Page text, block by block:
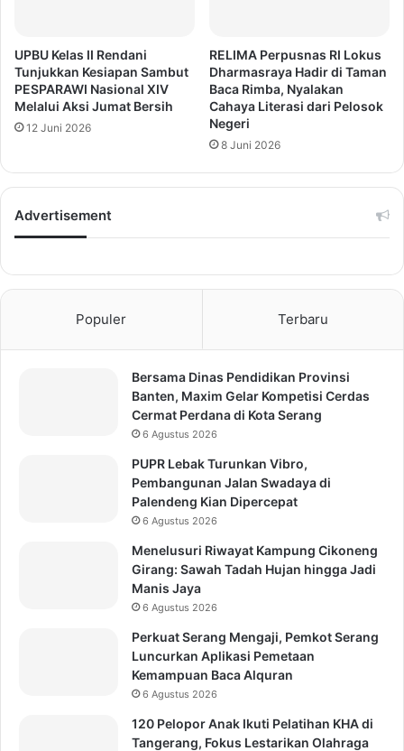
UPBU Kelas II Rendani
Tunjukkan Kesiapan Sambut
PESPARAWI Nasional XIV
Melalui Aksi Jumat Bersih
12 Juni 2026
RELIMA Perpusnas RI Lokus
Dharmasraya Hadir di Taman
Baca Rimba, Nyalakan
Cahaya Literasi dari Pelosok
Negeri
8 Juni 2026
Advertisement
Populer Terbaru
Bersama Dinas Pendidikan Provinsi
Banten, Maxim Gelar Kompetisi Cerdas
Cermat Perdana di Kota Serang
6 Agustus 2026
PUPR Lebak Turunkan Vibro,
Pembangunan Jalan Swadaya di
Palendeng Kian Dipercepat
6 Agustus 2026
Menelusuri Riwayat Kampung Cikoneng
Girang: Sawah Tadah Hujan hingga Jadi
Manis Jaya
6 Agustus 2026
Perkuat Serang Mengaji, Pemkot Serang
Luncurkan Aplikasi Pemetaan
Kemampuan Baca Alquran
6 Agustus 2026
120 Pelopor Anak Ikuti Pelatihan KHA di
Tangerang, Fokus Lestarikan Olahraga